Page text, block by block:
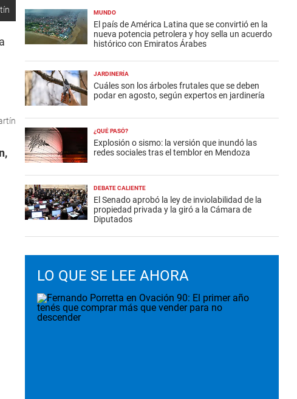
MUNDO
El país de América Latina que se convirtió en la
nueva potencia petrolera y hoy sella un acuerdo
histórico con Emiratos Árabes
JARDINERÍA
Cuáles son los árboles frutales que se deben
podar en agosto, según expertos en jardinería
¿QUÉ PASÓ?
Explosión o sismo: la versión que inundó las
redes sociales tras el temblor en Mendoza
DEBATE CALIENTE
El Senado aprobó la ley de inviolabilidad de la
propiedad privada y la giró a la Cámara de
Diputados
LO QUE SE LEE AHORA